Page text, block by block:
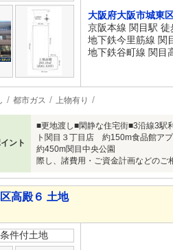
大阪府大阪市城東
京阪本線 関目駅 徒
地下鉄今里筋線 関
地下鉄谷町線 関目
都市ガス 上物有り
ント
■更地渡し■閑静な住宅街■3沿線3駅
ト関目３丁目店 約
約450m関目中央公園 約
際し、諸費用・ご資金計画などのご
高殿６ 土地
件付土地